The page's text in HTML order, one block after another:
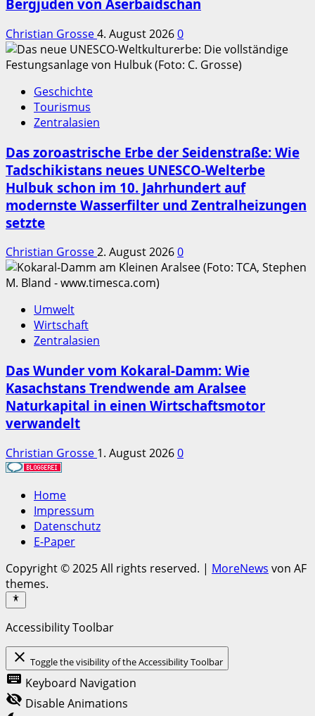
Bergjuden von Aserbaidschan
Christian Grosse4. August 20260
Geschichte
Tourismus
Zentralasien
Das zoroastrische Erbe der Seidenstraße: Wie
Tadschikistans neues UNESCO-Welterbe
Hulbuk schon im 10. Jahrhundert auf
modernste Wasserfilter und Zentralheizungen
setzte
Christian Grosse2. August 20260
Umwelt
Wirtschaft
Zentralasien
Das Wunder vom Kokaral-Damm: Wie
Kasachstans Trendwende am Aralsee
Naturkapital in einen Wirtschaftsmotor
verwandelt
Christian Grosse 1. August 20260
Home
Impressum
Datenschutz
E-Paper
Copyright © 2025 All rights reserved. | MoreNews von AF
themes.
Accessibility Toolbar
close Toggle the visibility of the Accessibility Toolbar
keyboard Keyboard Navigation
visibility_off Disable Animations